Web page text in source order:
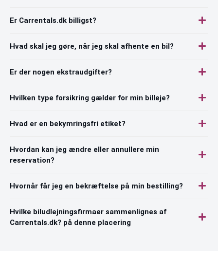
Er Carrentals.dk billigst?
Hvad skal jeg gøre, når jeg skal afhente en bil?
Er der nogen ekstraudgifter?
Hvilken type forsikring gælder for min billeje?
Hvad er en bekymringsfri etiket?
Hvordan kan jeg ændre eller annullere min
reservation?
Hvornår får jeg en bekræftelse på min bestilling?
Hvilke biludlejningsfirmaer sammenlignes af
Carrentals.dk? på denne placering